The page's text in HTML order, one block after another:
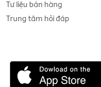
Tư liệu bán hàng
Trung tâm hỏi đáp